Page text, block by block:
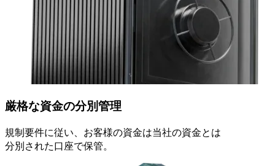
厳格な資金の分別管理
規制要件に従い、 お客様の資金は当社の資金とは
分別された口座で保管。